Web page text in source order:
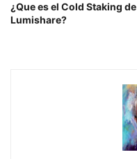
¿Que es el Cold Staking de
Lumishare?